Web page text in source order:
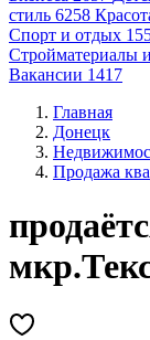
стиль 6258
Спорт и отдых
Стройматериалы
Вакансии 1417
Главная
Донецк
Продажа